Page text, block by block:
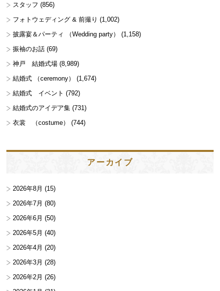
スタッフ (856)
フォトウェディング & 前撮り (1,002)
披露宴＆パーティ （Wedding party）
(1,158)
振袖のお話 (69)
神戸 結婚式場 (8,989)
結婚式 （ceremony）
(1,674)
結婚式 イベント (792)
結婚式のアイデア集 (731)
衣裳 （costume）
(744)
アーカイブ
2026年8月 (15)
2026年7月 (80)
2026年6月 (50)
2026年5月 (40)
2026年4月 (20)
2026年3月 (28)
2026年2月 (26)